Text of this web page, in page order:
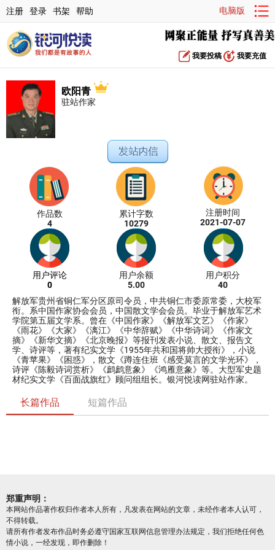
注册 登录 书架 帮助 电脑版
我要投稿 我要充值
欧阳青
驻站作家
作品数
4
累计字数
10279
注册时间
2021-07-07
用户评论
0
用户余额
5.00
用户积分
40
解放军贵州省铜仁军分区原司令员，中共铜仁市委原常委，大校军
衔。系中国作家协会会员，中国散文学会会员。毕业于解放军艺术
学院第五届文学系。曾在《中国作家》《解放军文艺》《作家》
《雨花》《大家》《漓江》《中华辞赋》《中华诗词》《作家文
摘》《新华文摘》《北京晚报》等报刊发表小说、散文、报告文
学、诗评等，著有纪实文学《1955年共和国将帅大授衔》，小说
《青苹果》《困惑》，散文《蹲连住班《感受莫言的文学光环》，
诗评《陈毅诗词赏析》《鹧鹧意象》《鸿雁意象》等。大型军史题
材纪实文学《百面战旗红》顾问组组长。银河悦读网驻站作家。
长篇作品 短篇作品
郑重声明：
本网站作品著作权归作者本人所有，凡发表在网站的文章，未经作者本人认可，
不得转载。
请所有作者发布作品时务必遵守国家互联网信息管理办法规定，我们拒绝任何色
情小说，一经发现，即作删除！